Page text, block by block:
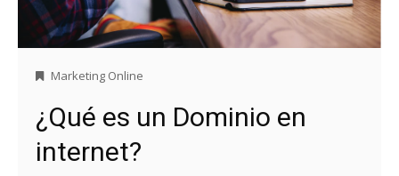
Marketing Online
¿Qué es un Dominio en
internet?